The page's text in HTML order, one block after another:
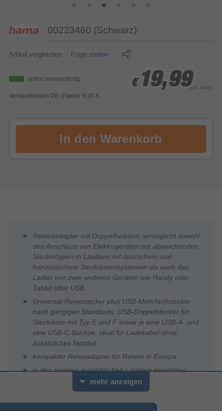
00223460 (Schwarz)
Artikel vergleichen Frage stellen
sofort versandfertig
Versandkosten DE (Paket): 6,95 €
€ 19,99
€ 19,99
€ 19,99inkl. MwSt.
Reisedadapter mit Doppelfunktion: ermöglicht sowohl
den Anschluss von Elektrogeräten mit abweichenden
Steckertypen in Ländern mit deutschem und
französischem Steckdosensystemen als auch das
Laden von zwei weiteren Geräten wie Handy oder
Tablet über USB
Universal-Reisestecker plus USB-Mehrfachstecker
nach gängigen Standards: USB-Doppelstecker für
Steckdose mit Typ E und F sowie je eine USB-A- und
eine USB-C-Buchse, ideal für Ladekabel ohne
zusätzliches Netzteil
kompakter Reiseadapter für Reisen in Europa
in den meisten europäischen Ländern einsetzbar:
Österreich, Belgien, Kroatien, Tschechien,
Frankreich, Deutschland, Island, Norwegen, Spanien,
Schweden und in vielen weiteren Ländern
mehr anzeigen